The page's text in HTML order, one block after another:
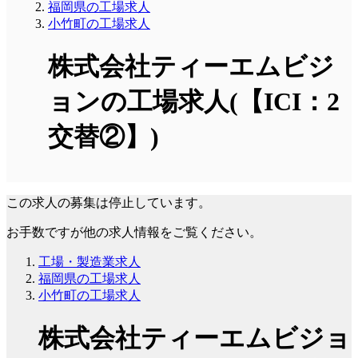
福岡県の工場求人
小竹町の工場求人
株式会社ティーエムビジ
ョンの工場求人(【ICI：2
交替②】)
この求人の募集は停止しています。
お手数ですが他の求人情報をご覧ください。
工場・製造業求人
福岡県の工場求人
小竹町の工場求人
株式会社ティーエムビジョ